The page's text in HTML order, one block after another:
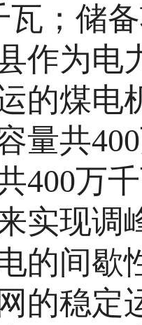
瓦；储
作为电
的煤电
量共
400万
实现调
的间歇
的稳定